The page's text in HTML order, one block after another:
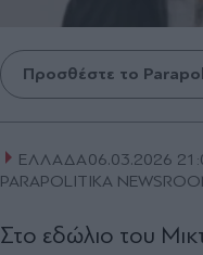
Προσθέστε το
ΕΛΛΑΔΑ06.03.2026
PARAPOLITIKA
Στο εδώλιο του